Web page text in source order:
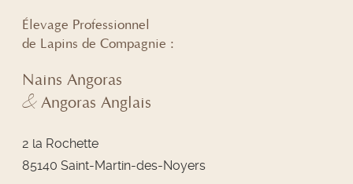
Élevage Professionnel
de Lapins de Compagnie :
Nains Angoras
&Angoras Anglais
2 la Rochette
85140 Saint-Martin-des-Noyers